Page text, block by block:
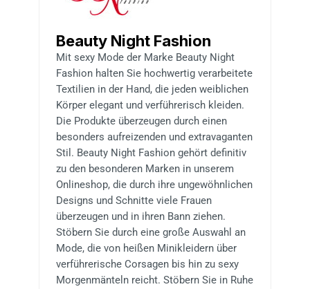
Beauty Night Fashion
Mit sexy Mode der Marke Beauty Night
Fashion halten Sie hochwertig verarbeitete
Textilien in der Hand, die jeden weiblichen
Körper elegant und verführerisch kleiden.
Die Produkte überzeugen durch einen
besonders aufreizenden und extravaganten
Stil. Beauty Night Fashion gehört definitiv
zu den besonderen Marken in unserem
Onlineshop, die durch ihre ungewöhnlichen
Designs und Schnitte viele Frauen
überzeugen und in ihren Bann ziehen.
Stöbern Sie durch eine große Auswahl an
Mode, die von heißen Minikleidern über
verführerische Corsagen bis hin zu sexy
Morgenmänteln reicht. Stöbern Sie in Ruhe